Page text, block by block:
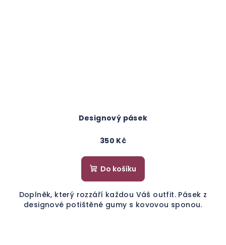
Designový pásek
350 Kč
Do košíku
Doplněk, který rozzáří každou Váš outfit. Pásek z
designové potištěné gumy s kovovou sponou.